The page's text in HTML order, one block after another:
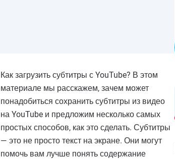
Как загрузить субтитры с YouTube? В этом
материале мы расскажем, зачем может
понадобиться сохранить субтитры из видео
на YouTube и предложим несколько самых
простых способов, как это сделать. Субтитры
— это не просто текст на экране. Они могут
помочь вам лучше понять содержание